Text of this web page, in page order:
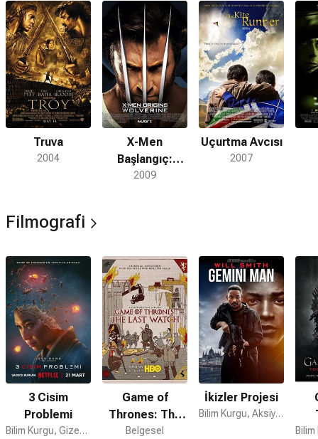
Truva
2004
X-Men
Başlangıç:
Wolverine
2009
Uçurtma Avcısı
2007
Filmografi
3 Cisim
Problemi
Bilim Kurgu, Gizem, Dram
Game of
Thrones: The
Last Watch
Belgesel
İkizler Projesi
Bilim Kurgu, Aksiyon, Macera